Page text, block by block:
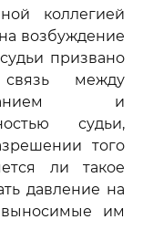
коллегией
возбуждение
призвано
между
и
судьи,
того
ли такое
давление на
им